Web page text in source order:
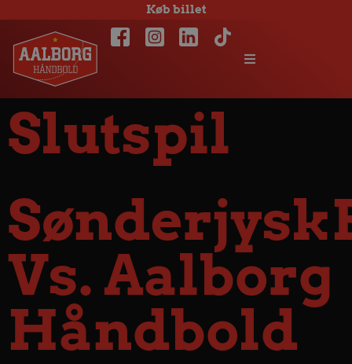
Køb billet
Slutspil
Vs. Aalborg
Håndbold